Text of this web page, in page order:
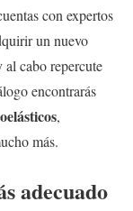
con expertos
un nuevo
cabo repercute
encontrarás
,
más.
adecuado